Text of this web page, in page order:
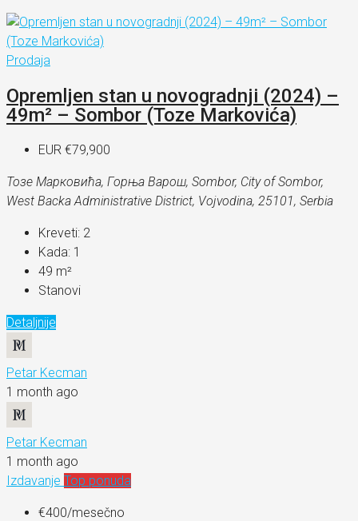
Prodaja
Opremljen stan u novogradnji (2024) –
49m² – Sombor (Toze Markovića)
EUR €79,900
Тозе Марковића, Горња Варош, Sombor, City of Sombor,
West Backa Administrative District, Vojvodina, 25101, Serbia
Kreveti: 2
Kada: 1
49 m²
Stanovi
Detaljnije
Petar Kecman
1 month ago
Petar Kecman
1 month ago
Izdavanje Top ponuda
€400/mesečno